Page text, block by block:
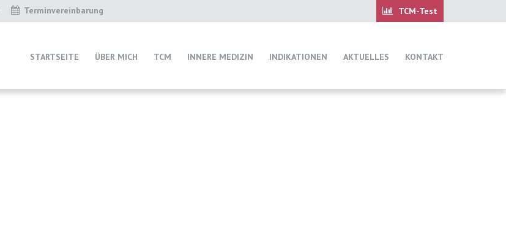
Terminvereinbarung
STARTSEITE ÜBER MICH TCM INNERE MEDIZIN INDIKATIONEN AKTUELLES KONTAKT